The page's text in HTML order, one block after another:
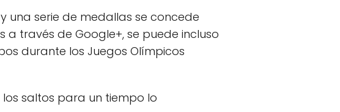
una serie de medallas se concede
través de Google+, se puede incluso
durante los Juegos Olímpicos
saltos para un tiempo lo